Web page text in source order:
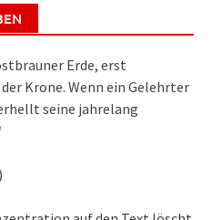
Erde, erst
Krone. Wenn ein Gelehrter
seine jahrelang